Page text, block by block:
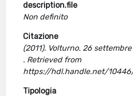
description.file
Non definito
Citazione
(2011). Volturno. 26
. Retrieved from
https://hdl.handle.net/
Tipologia